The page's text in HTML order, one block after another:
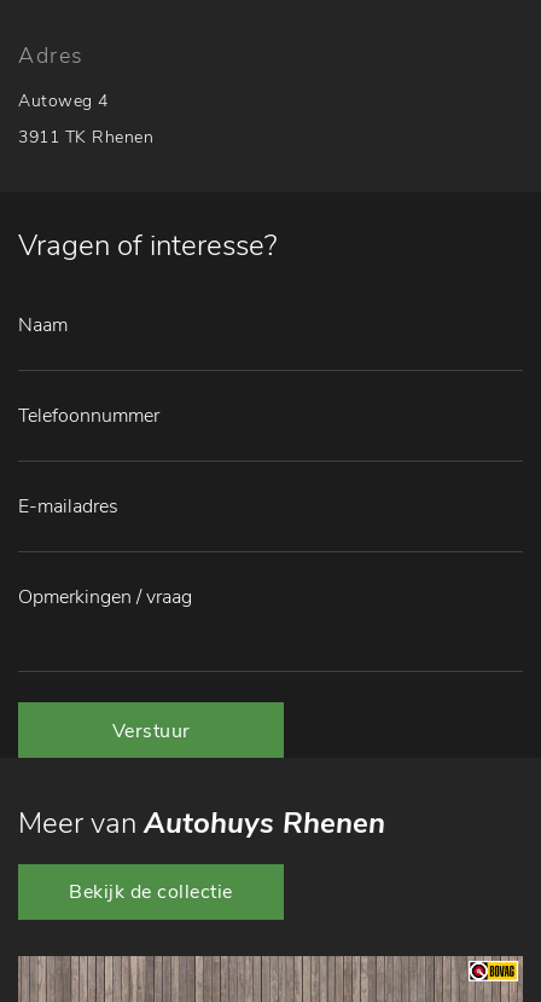
Adres
Autoweg 4
3911 TK Rhenen
Vragen of interesse?
Verstuur
Meer vanAutohuys Rhenen
Bekijk de collectie